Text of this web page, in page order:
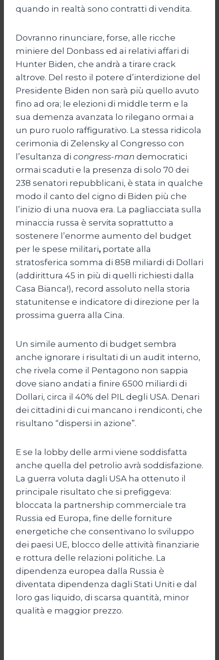
quando in realtà sono contratti di vendita.
Dovranno rinunciare, forse, alle ricche
miniere del Donbass ed ai relativi affari di
Hunter Biden, che andrà a tirare crack
altrove. Del resto il potere d’interdizione del
Presidente Biden non sarà più quello avuto
fino ad ora; le elezioni di middle term e la
sua demenza avanzata lo rilegano ormai a
un puro ruolo raffigurativo. La stessa ridicola
cerimonia di Zelensky al Congresso con
l’esultanza di congress-man democratici
ormai scaduti e la presenza di solo 70 dei
238 senatori repubblicani, è stata in qualche
modo il canto del cigno di Biden più che
l’inizio di una nuova era. La pagliacciata sulla
minaccia russa è servita soprattutto a
sostenere l’enorme aumento del budget
per le spese militari, portate alla
stratosferica somma di 858 miliardi di Dollari
(addirittura 45 in più di quelli richiesti dalla
Casa Bianca!), record assoluto nella storia
statunitense e indicatore di direzione per la
prossima guerra alla Cina.
Un simile aumento di budget sembra
anche ignorare i risultati di un audit interno,
che rivela come il Pentagono non sappia
dove siano andati a finire 6500 miliardi di
Dollari, circa il 40% del PIL degli USA. Denari
dei cittadini di cui mancano i rendiconti, che
risultano “dispersi in azione”.
E se la lobby delle armi viene soddisfatta
anche quella del petrolio avrà soddisfazione.
La guerra voluta dagli USA ha ottenuto il
principale risultato che si prefiggeva:
bloccata la partnership commerciale tra
Russia ed Europa, fine delle forniture
energetiche che consentivano lo sviluppo
dei paesi UE, blocco delle attività finanziarie
e rottura delle relazioni politiche. La
dipendenza europea dalla Russia è
diventata dipendenza dagli Stati Uniti e dal
loro gas liquido, di scarsa quantità, minor
qualità e maggior prezzo.